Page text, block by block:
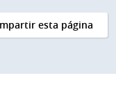
esta página